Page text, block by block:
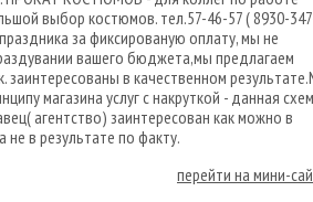
выбор костюмов. тел.57-46-57 ( 8930-
за фиксированую оплату, мы не
вашего бюджета,мы предлагаем
заинтересованы в качественном
магазина услуг с накруткой - данная
агентство) заинтересован как можно в
не в результате по факту.
перейти на мини-